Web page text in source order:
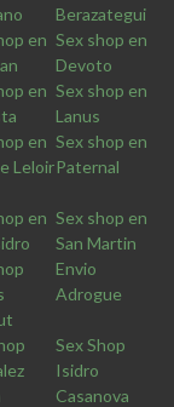
Berazategui
en Sex shop en
Devoto
en Sex shop en
Lanus
en
Leloir
Sex shop en
Paternal
en Sex shop en
San Martin
Envio
Adrogue
Sex Shop
Isidro
Casanova